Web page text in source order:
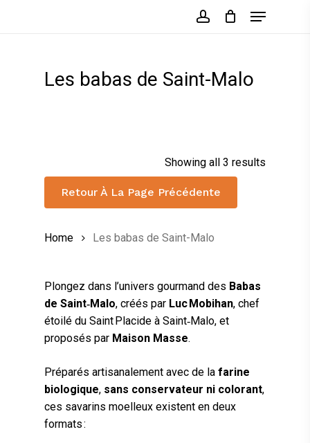
Menu
Les babas de Saint-Malo
Showing all 3 results
Retour À La Page Précédente
Home Les babas de Saint-Malo
Plongez dans l’univers gourmand des Babas
de Saint‑Malo, créés par Luc Mobihan, chef
étoilé du Saint Placide à Saint‑Malo, et
proposés par Maison Masse.
Préparés artisanalement avec de la farine
biologique, sans conservateur ni colorant,
ces savarins moelleux existent en deux
formats :